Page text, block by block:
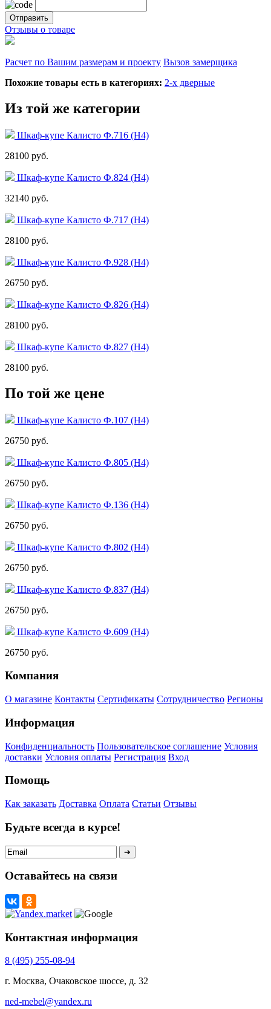
Отзывы о товаре
Расчет по Вашим размерам и проекту Вызов замерщика
Похожие товары есть в категориях: 2-х дверные
Из той же категории
Шкаф-купе Калисто Ф.716 (Н4)
28100 руб.
Шкаф-купе Калисто Ф.824 (Н4)
32140 руб.
Шкаф-купе Калисто Ф.717 (Н4)
28100 руб.
Шкаф-купе Калисто Ф.928 (Н4)
26750 руб.
Шкаф-купе Калисто Ф.826 (Н4)
28100 руб.
Шкаф-купе Калисто Ф.827 (Н4)
28100 руб.
По той же цене
Шкаф-купе Калисто Ф.107 (Н4)
26750 руб.
Шкаф-купе Калисто Ф.805 (Н4)
26750 руб.
Шкаф-купе Калисто Ф.136 (Н4)
26750 руб.
Шкаф-купе Калисто Ф.802 (Н4)
26750 руб.
Шкаф-купе Калисто Ф.837 (Н4)
26750 руб.
Шкаф-купе Калисто Ф.609 (Н4)
26750 руб.
Компания
О магазине Контакты Сертификаты Сотрудничество Регионы
Информация
Конфиденциальность Пользовательское соглашение Условия
доставки Условия оплаты Регистрация Вход
Помощь
Как заказать Доставка Оплата Статьи Отзывы
Будьте всегда в курсе!
Оставайтесь на связи
Контактная информация
8 (495) 255-08-94
г. Москва, Очаковское шоссе, д. 32
ned-mebel@yandex.ru